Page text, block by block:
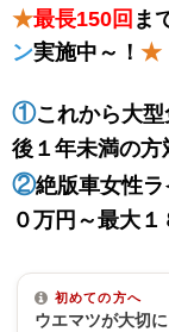
★最長150回 ま
ン実施中～！ ★
①これから大
後１年未満の方
②絶版車女性
０万円～最大
初めての方へ
ウエマツが大切